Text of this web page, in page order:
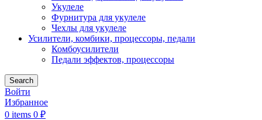
Укулеле
Фурнитура для укулеле
Чехлы для укулеле
Усилители, комбики, процессоры, педали
Комбоусилители
Педали эффектов, процессоры
Search
Войти
Избранное
0 items 0 ₽